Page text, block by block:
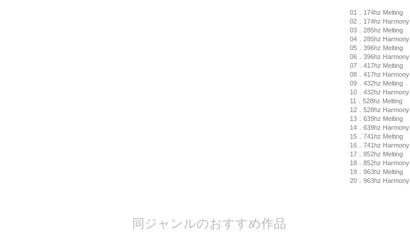
01．174hz Melting
02．174hz Harmony
03．285hz Melting
04．285hz Harmony
05．396hz Melting
06．396hz Harmony
07．417hz Melting
08．417hz Harmony
09．432hz Melting
10．432hz Harmony
11．528hz Melting
12．528hz Harmony
13．639hz Melting
14．639hz Harmony
15．741hz Melting
16．741hz Harmony
17．852hz Melting
18．852hz Harmony
19．963hz Melting
20．963hz Harmony
​同ジャンルのおすすめ作品